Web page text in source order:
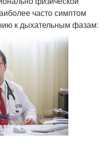
часто симптом
к дыхательным фазам: